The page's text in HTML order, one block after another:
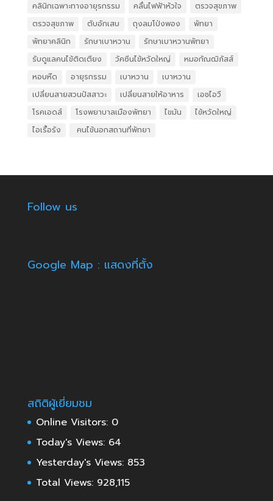
คลินิกเฉพาะทางอายุรกรรม
คลื่นไฟฟ้าหัวใจ
ตรวจสุขภาพ
ตรวจสุขภาพ
ตับอักเสบ ถุงลมโป่งพอง
พัทยา
พัทยาคลินิก
รักษาเบาหวาน
รักษาเบาหวานพัทยา
รับดูแลคนไข้ติดเตียง
วัคซีนไข้หวัดใหญ่
หมอกัณฒิภัสส์
หอบหืด
อายุรกรรม เบาหวาน
เบาหวาน
เปลี่ยนสายสวนปัสสาวะ
เปลี่ยนสายให้อาหาร
เอชไอวี
โรคเอดส์
โรงพยาบาลเมืองพัทยา ไขมัน
ไข้หวัดใหญ่
ไอเรื้อรัง
​ คนไข้นอกสถานที่พัทยา
Follow us
Google Map : แสดงที่ตั้ง
สถิติผู้เยี่ยมชม
Online Visitors: 0
Today's Views: 64
Yesterday's Views: 853
Total Views: 928,115